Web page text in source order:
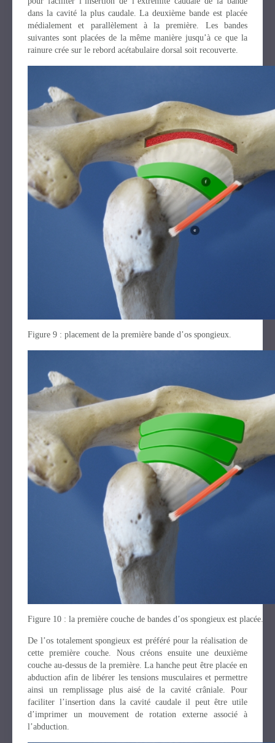
dans la cavité la plus caudale. La deuxième bande est placée
médialement et parallèlement à la première. Les bandes
suivantes sont placées de la même manière jusqu’à ce que la
rainure crée sur le rebord acétabulaire dorsal soit recouverte.
Figure 9 : placement de la première bande d’os spongieux.
Figure 10 : la première couche de bandes d’os spongieux est placée.
De l’os totalement spongieux est préféré pour la réalisation de
cette première couche. Nous créons ensuite une deuxième
couche au-dessus de la première. La hanche peut être placée en
abduction afin de libérer les tensions musculaires et permettre
ainsi un remplissage plus aisé de la cavité crâniale. Pour
faciliter l’insertion dans la cavité caudale il peut être utile
d’imprimer un mouvement de rotation externe associé à
l’abduction.